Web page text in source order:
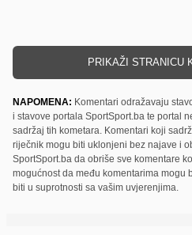
PRIKAŽI STRANICU
NAPOMENA: Komentari odražavaju
i stavove portala SportSport.ba te portal
sadržaj tih kometara. Komentari koji
riječnik mogu biti uklonjeni bez najave i
SportSport.ba da obriše sve komentare
mogućnost da među komentarima mogu
biti u suprotnosti sa vašim uvjerenjima.